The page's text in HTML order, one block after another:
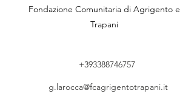
Fondazione Comunitaria di Agrigento e
Trapani
+393388746757
g.larocca@fcagrigentotrapani.it